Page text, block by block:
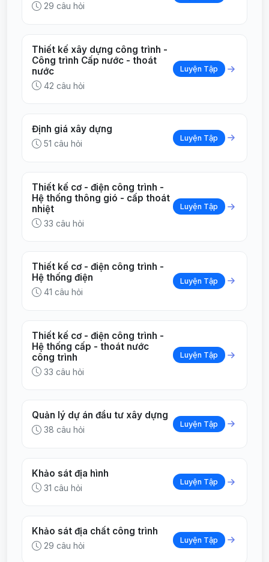
29 câu hỏi
Thiết kế xây dựng công trình -
Công trình Cấp nước - thoát
nước
42 câu hỏi
Luyện Tập
Định giá xây dựng
51 câu hỏi
Luyện Tập
Thiết kế cơ - điện công trình -
Hệ thống thông gió - cấp thoát
nhiệt
33 câu hỏi
Luyện Tập
Thiết kế cơ - điện công trình -
Hệ thống điện
41 câu hỏi
Luyện Tập
Thiết kế cơ - điện công trình -
Hệ thống cấp - thoát nước
công trình
33 câu hỏi
Luyện Tập
Quản lý dự án đầu tư xây dựng
38 câu hỏi
Luyện Tập
Khảo sát địa hình
31 câu hỏi
Luyện Tập
Khảo sát địa chất công trình
29 câu hỏi
Luyện Tập